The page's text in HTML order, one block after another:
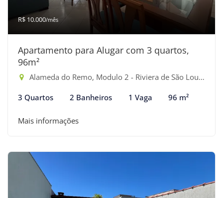
R$ 10.000/mês
Apartamento para Alugar com 3 quartos,
96m²
Alameda do Remo, Modulo 2 - Riviera de São Lourenço, Bertioga-SP
3 Quartos 2 Banheiros 1 Vaga 96 m²
Mais informações